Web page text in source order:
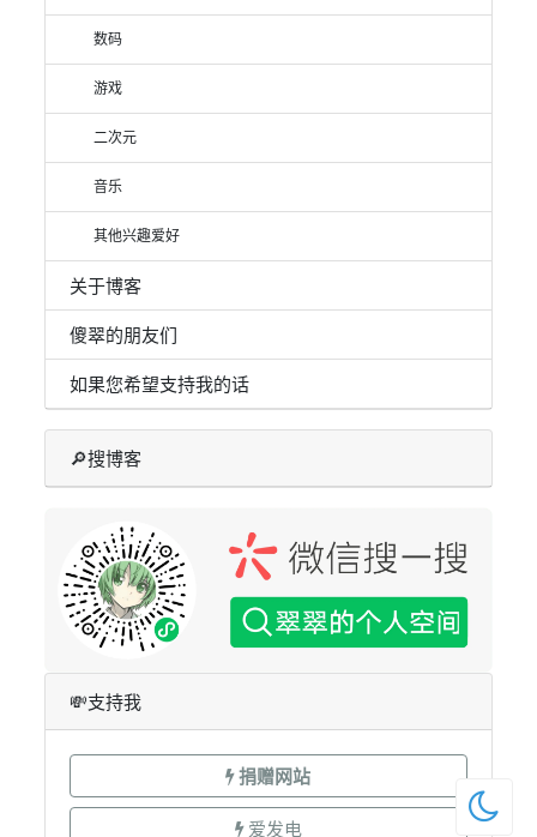
傻翠的朋友们
如果您希望支持我的话
🔎搜博客
💸支持我
Patreon
📝除非特别注明，
本站所有文章在CC BY-NC-SA 4.0协议下授权
博客主题